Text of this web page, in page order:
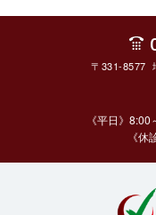
〒331-8577
《平日》
《